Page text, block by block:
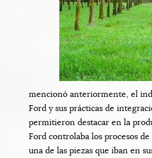
mencionó anteriormente, el
Ford y sus prácticas de
permitieron destacar en la
Ford controlaba los procesos
una de las piezas que iban en